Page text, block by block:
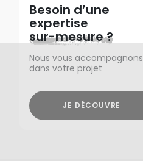
Besoin d’une
expertise
sur-mesure ?
Nous vous accompagnons
dans votre projet
JE DÉCOUVRE